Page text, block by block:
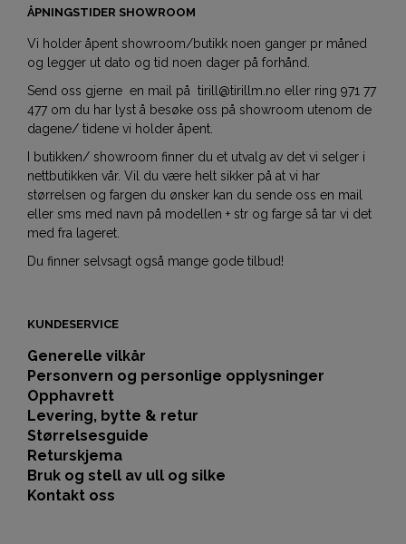
ÅPNINGSTIDER SHOWROOM
Vi holder åpent showroom/butikk noen ganger pr måned
og legger ut dato og tid noen dager på forhånd.
Send oss gjerne en mail på tirill@tirillm.no eller ring 971 77
477 om du har lyst å besøke oss på showroom utenom de
dagene/ tidene vi holder åpent.
I butikken/ showroom finner du et utvalg av det vi selger i
nettbutikken vår. Vil du være helt sikker på at vi har
størrelsen og fargen du ønsker kan du sende oss en mail
eller sms med navn på modellen + str og farge så tar vi det
med fra lageret.
Du finner selvsagt også mange gode tilbud!
KUNDESERVICE
Generelle vilkår
Personvern og personlige opplysninger
Opphavrett
Levering, bytte & retur
Størrelsesguide
Returskjema
Bruk og stell av ull og silke
Kontakt oss